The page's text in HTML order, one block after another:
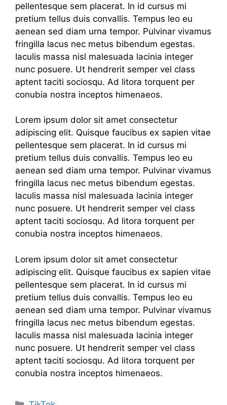
pellentesque sem placerat. In id cursus mi
pretium tellus duis convallis. Tempus leo eu
aenean sed diam urna tempor. Pulvinar vivamus
fringilla lacus nec metus bibendum egestas.
Iaculis massa nisl malesuada lacinia integer
nunc posuere. Ut hendrerit semper vel class
aptent taciti sociosqu. Ad litora torquent per
conubia nostra inceptos himenaeos.
Lorem ipsum dolor sit amet consectetur
adipiscing elit. Quisque faucibus ex sapien vitae
pellentesque sem placerat. In id cursus mi
pretium tellus duis convallis. Tempus leo eu
aenean sed diam urna tempor. Pulvinar vivamus
fringilla lacus nec metus bibendum egestas.
Iaculis massa nisl malesuada lacinia integer
nunc posuere. Ut hendrerit semper vel class
aptent taciti sociosqu. Ad litora torquent per
conubia nostra inceptos himenaeos.
Lorem ipsum dolor sit amet consectetur
adipiscing elit. Quisque faucibus ex sapien vitae
pellentesque sem placerat. In id cursus mi
pretium tellus duis convallis. Tempus leo eu
aenean sed diam urna tempor. Pulvinar vivamus
fringilla lacus nec metus bibendum egestas.
Iaculis massa nisl malesuada lacinia integer
nunc posuere. Ut hendrerit semper vel class
aptent taciti sociosqu. Ad litora torquent per
conubia nostra inceptos himenaeos.
Categories